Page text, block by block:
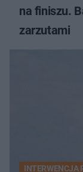
na finiszu.
zarzutami
INTERWENCJA